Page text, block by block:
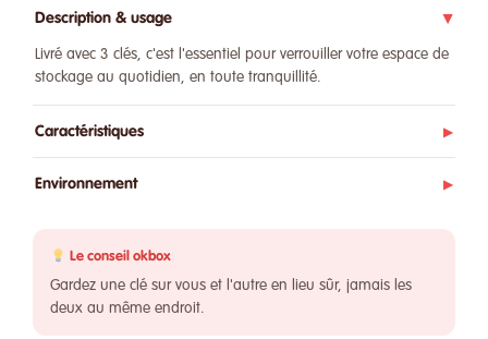
Description & usage ▶
Livré avec 3 clés, c'est l'essentiel pour verrouiller votre espace de
stockage au quotidien, en toute tranquillité.
Caractéristiques ▶
Environnement ▶
Le conseil okbox
Gardez une clé sur vous et l'autre en lieu sûr, jamais les
deux au même endroit.